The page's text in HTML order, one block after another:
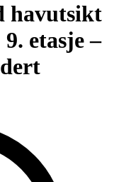
havutsikt
etasje –